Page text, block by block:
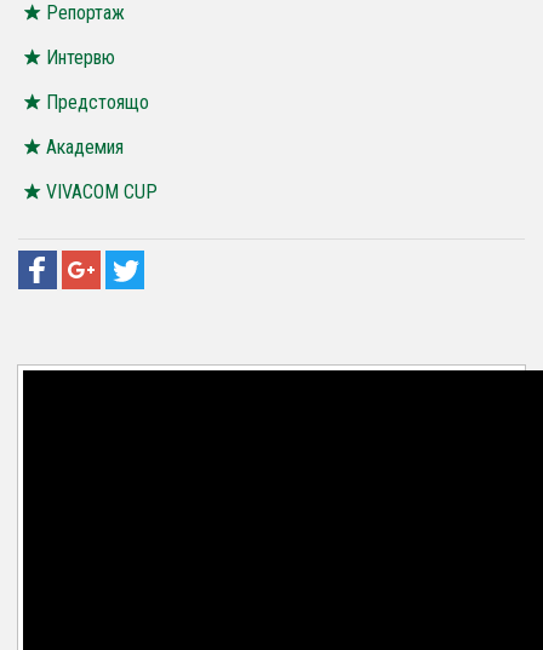
ЗА ФЕНОВЕ
Репортаж
Интервю
Предстоящо
Академия
VIVACOM CUP